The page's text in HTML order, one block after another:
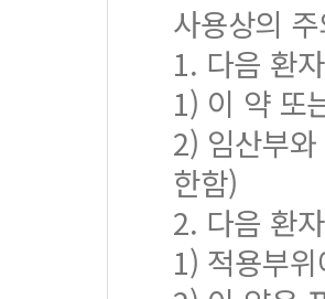
사용상의
1. 다음 환
1) 이 약 또
2) 임산부
한함)
2. 다음 환
1) 적용부